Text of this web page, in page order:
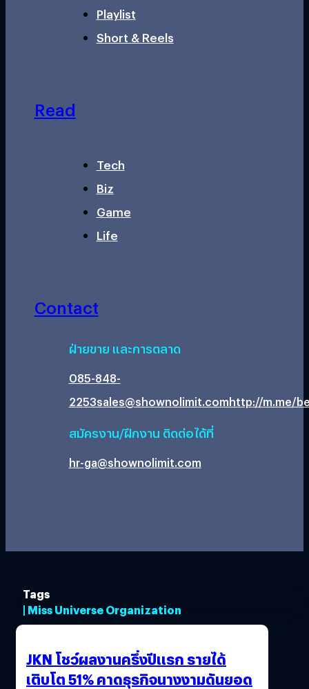
Playlist
Short & Reels
Read
Tech
Biz
Game
Life
Contact
ฝ่ายขาย และการตลาด
085-848-
2253sales@shownolimit.comhttp://m.me/
สมัครงาน/ฝึกงาน ติดต่อได้ที่
hr-ga@shownolimit.com
Tags
| Miss Universe Organization
JKN โชว์ผลงานครึ่งปีแรก รายได้
เติบโต 51% คาดธุรกิจนางงามดันยอด